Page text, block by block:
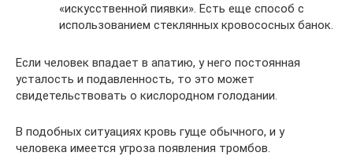
«искусственной пиявки». Есть еще способ с
использованием стеклянных кровососных банок.
Если человек впадает в апатию, у него постоянная
усталость и подавленность, то это может
свидетельствовать о кислородном голодании.
В подобных ситуациях кровь гуще обычного, и у
человека имеется угроза появления тромбов.